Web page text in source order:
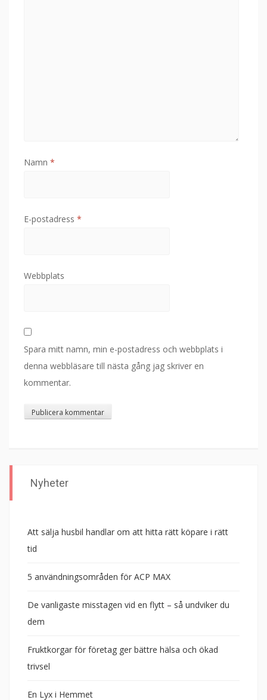
Namn *
E-postadress *
Webbplats
Spara mitt namn, min e-postadress och webbplats i
denna webbläsare till nästa gång jag skriver en
kommentar.
Nyheter
Att sälja husbil handlar om att hitta rätt köpare i rätt
tid
5 användningsområden för ACP MAX
De vanligaste misstagen vid en flytt – så undviker du
dem
Fruktkorgar för företag ger bättre hälsa och ökad
trivsel
En Lyx i Hemmet